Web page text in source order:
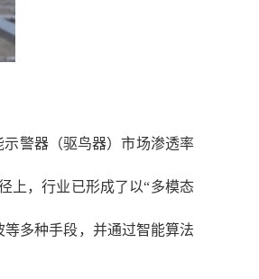
示警器（驱鸟器）市场渗透率
上，行业已形成了以“多模态
多种手段，并通过智能算法